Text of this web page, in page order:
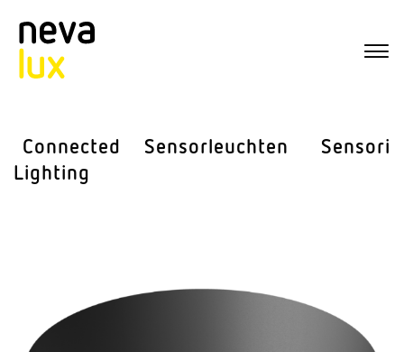
Connected
Lighting
Sensor­leuchten Sensorik